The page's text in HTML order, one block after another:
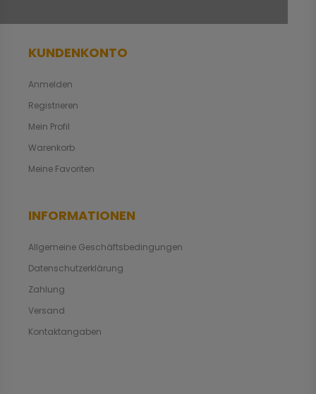
KUNDENKONTO
Anmelden
Registrieren
Mein Profil
Warenkorb
Meine Favoriten
INFORMATIONEN
Allgemeine Geschäftsbedingungen
Datenschutzerklärung
Zahlung
Versand
Kontaktangaben